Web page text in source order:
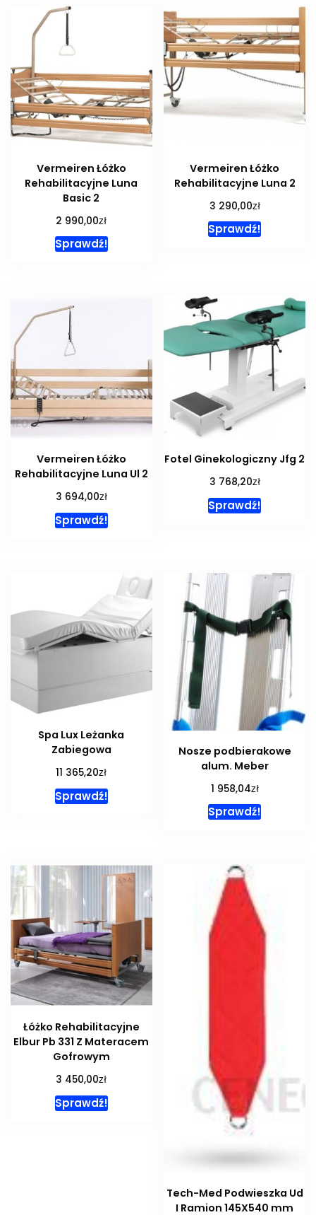
Vermeiren Łóżko
Rehabilitacyjne Luna
Basic 2
2 990,00zł
Sprawdź!
Vermeiren Łóżko
Rehabilitacyjne Luna 2
3 290,00zł
Sprawdź!
Vermeiren Łóżko
Rehabilitacyjne Luna Ul 2
3 694,00zł
Sprawdź!
Fotel Ginekologiczny Jfg 2
3 768,20zł
Sprawdź!
Spa Lux Leżanka
Zabiegowa
11 365,20zł
Sprawdź!
Nosze podbierakowe
alum. Meber
1 958,04zł
Sprawdź!
Łóżko Rehabilitacyjne
Elbur Pb 331 Z Materacem
Gofrowym
3 450,00zł
Sprawdź!
Tech-Med Podwieszka Ud
I Ramion 145X540 mm